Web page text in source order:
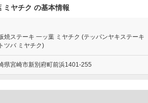
ミヤチク の基本情報
焼ステーキ 一ッ葉 ミヤチク (テッパンヤキステーキ
ツバ ミヤチク)
県宮崎市新別府町前浜1401-255